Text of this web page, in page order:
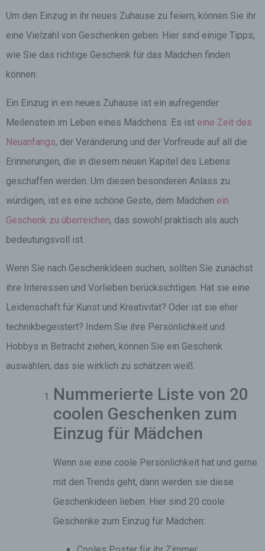
Um den Einzug in ihr neues Zuhause zu feiern, können Sie ihr
eine Vielzahl von Geschenken geben. Hier sind einige Tipps,
wie Sie das richtige Geschenk für das Mädchen finden
können:
Ein Einzug in ein neues Zuhause ist ein aufregender
Meilenstein im Leben eines Mädchens. Es ist eine Zeit des
Neuanfangs, der Veränderung und der Vorfreude auf all die
Erinnerungen, die in diesem neuen Kapitel des Lebens
geschaffen werden. Um diesen besonderen Anlass zu
würdigen, ist es eine schöne Geste, dem Mädchen ein
Geschenk zu überreichen, das sowohl praktisch als auch
bedeutungsvoll ist.
Wenn Sie nach Geschenkideen suchen, sollten Sie zunächst
ihre Interessen und Vorlieben berücksichtigen. Hat sie eine
Leidenschaft für Kunst und Kreativität? Oder ist sie eher
technikbegeistert? Indem Sie ihre Persönlichkeit und
Hobbys in Betracht ziehen, können Sie ein Geschenk
auswählen, das sie wirklich zu schätzen weiß.
Nummerierte Liste von 20
coolen Geschenken zum
Einzug für Mädchen
Wenn sie eine coole Persönlichkeit hat und gerne
mit den Trends geht, dann werden sie diese
Geschenkideen lieben. Hier sind 20 coole
Geschenke zum Einzug für Mädchen: